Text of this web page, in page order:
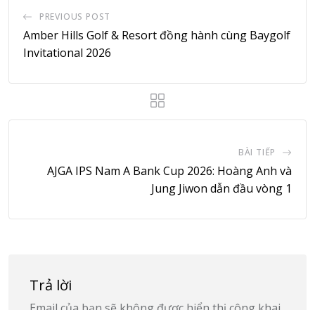
PREVIOUS POST
Amber Hills Golf & Resort đồng hành cùng Baygolf
Invitational 2026
BÀI TIẾP
AJGA IPS Nam A Bank Cup 2026: Hoàng Anh và
Jung Jiwon dẫn đầu vòng 1
Trả lời